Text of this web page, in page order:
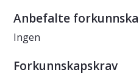
Anbefalte
Ingen
Forkunnskapskrav